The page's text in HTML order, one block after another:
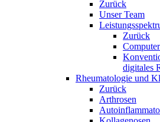
Zurück
Unser Team
Zurück
digitales
Rheumatologie und
Zurück
Arthrosen